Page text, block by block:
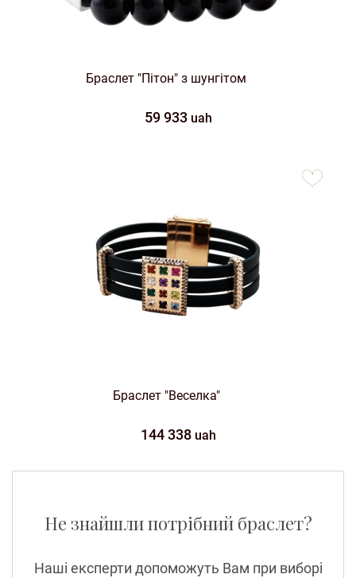
Браслет "Пітон" з шунгітом
59 933 uah
Браслет "Веселка"
144 338 uah
favorites
Не знайшли потрібний браслет?
Наші експерти допоможуть Вам при виборі